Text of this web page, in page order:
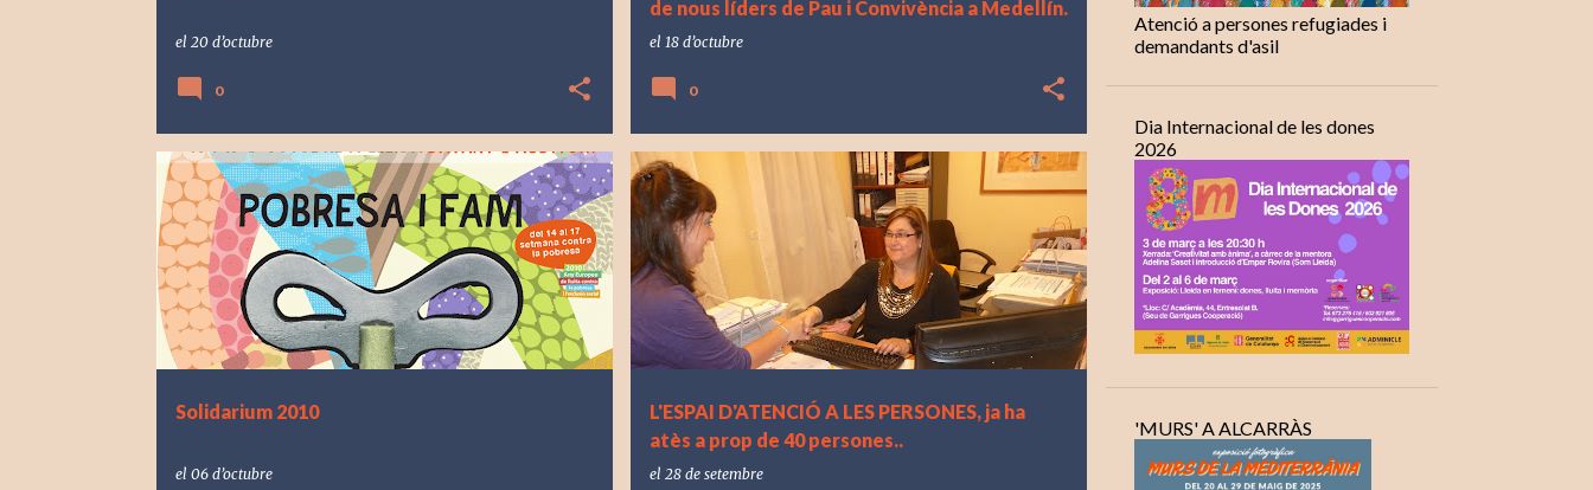
el 20 d’octubre
0
de nous líders de Pau i Convivència a Medellín.
el 18 d’octubre
0
Solidarium 2010
el 06 d’octubre
L'ESPAI D'ATENCIÓ A LES PERSONES, ja ha
atès a prop de 40 persones..
el 28 de setembre
Atenció a persones refugiades i
demandants d'asil
Dia Internacional de les dones
2026
'MURS' A ALCARRÀS